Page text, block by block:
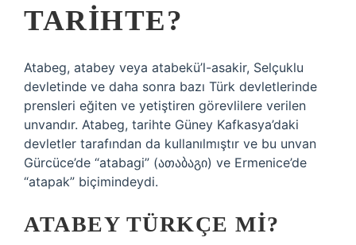
TARIHTE?
Atabeg, atabey veya atabekü’l-asakir, Selçuklu
devletinde ve daha sonra bazı Türk devletlerinde
prensleri eğiten ve yetiştiren görevlilere verilen
unvandır. Atabeg, tarihte Güney Kafkasya’daki
devletler tarafından da kullanılmıştır ve bu unvan
Gürcüce’de “atabagi” (ათაბაგი) ve Ermenice’de
“atapak” biçimindeydi.
ATABEY TÜRKÇE MI?